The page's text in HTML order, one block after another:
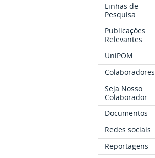
Linhas de
Pesquisa
Publicações
Relevantes
UniPOM
Colaboradores
Seja Nosso
Colaborador
Documentos
Redes sociais
Reportagens